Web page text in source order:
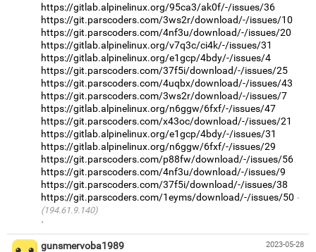
https://gitlab.alpinelinux.org/95ca3/ak0f/-/issues/36
https://git.parscoders.com/3ws2r/download/-/issues/10
https://git.parscoders.com/4nf3u/download/-/issues/20
https://gitlab.alpinelinux.org/v7q3c/ci4k/-/issues/31
https://gitlab.alpinelinux.org/e1gcp/4bdy/-/issues/4
https://git.parscoders.com/37f5i/download/-/issues/25
https://git.parscoders.com/4uqbx/download/-/issues/43
https://git.parscoders.com/3ws2r/download/-/issues/7
https://gitlab.alpinelinux.org/n6ggw/6fxf/-/issues/47
https://git.parscoders.com/x43oc/download/-/issues/21
https://gitlab.alpinelinux.org/e1gcp/4bdy/-/issues/31
https://gitlab.alpinelinux.org/n6ggw/6fxf/-/issues/29
https://git.parscoders.com/p88fw/download/-/issues/56
https://git.parscoders.com/4nf3u/download/-/issues/9
https://git.parscoders.com/37f5i/download/-/issues/38
https://git.parscoders.com/1eyms/download/-/issues/50
(194.61.9.140)
·
2023-05-28
gunsmervoba1989